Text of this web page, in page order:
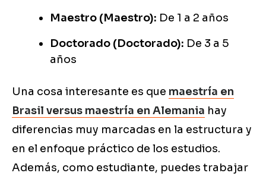
Maestro (Maestro): De 1 a 2 años
Doctorado (Doctorado): De 3 a 5
años
Una cosa interesante es que maestría en
Brasil versus maestría en Alemania hay
diferencias muy marcadas en la estructura y
en el enfoque práctico de los estudios.
Además, como estudiante, puedes trabajar